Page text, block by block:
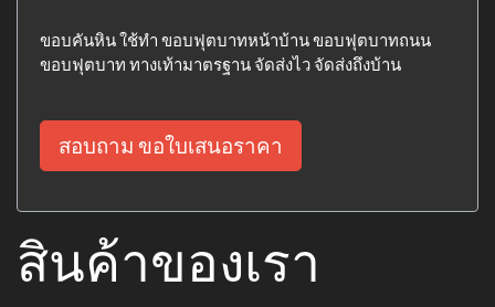
ขอบคันหิน ใช้ทำ ขอบฟุตบาทหน้าบ้าน ขอบฟุตบาทถนน
ขอบฟุตบาท ทางเท้ามาตรฐาน จัดส่งไว จัดส่งถึงบ้าน
สอบถาม ขอใบเสนอราคา
สินค้าของเรา